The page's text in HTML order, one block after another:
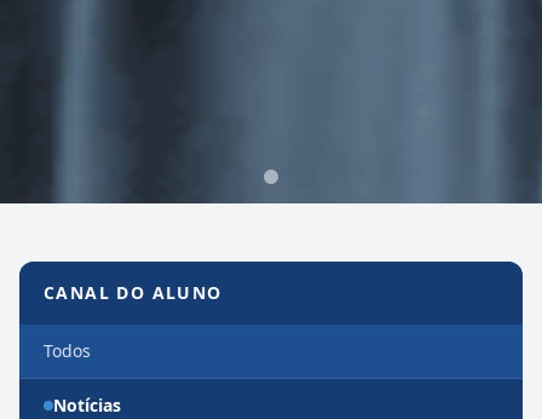
CANAL DO ALUNO
Todos
Notícias